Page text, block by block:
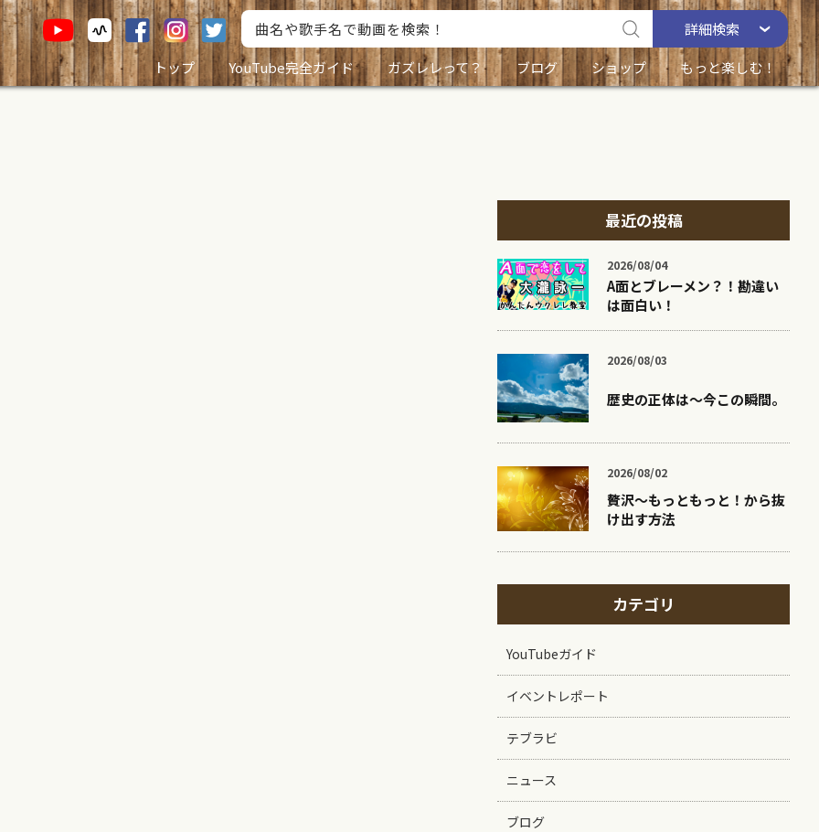
詳細検索
トップ
YouTube完全ガイド ガズレレって？ ブログ ショップ もっと楽しむ！
最近の投稿
2026/08/04
A面とブレーメン？！勘違い
は面白い！
2026/08/03
歴史の正体は〜今この瞬間。
2026/08/02
贅沢〜もっともっと！から抜
け出す方法
カテゴリ
YouTubeガイド
イベントレポート
テブラビ
ニュース
ブログ